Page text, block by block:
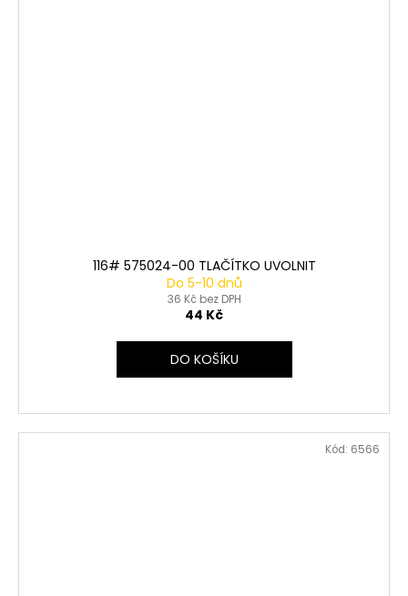
116# 575024-00 TLAČÍTKO UVOLNIT
Do 5-10 dnů
36 Kč bez DPH
44 Kč
DO KOŠÍKU
Kód: 6566